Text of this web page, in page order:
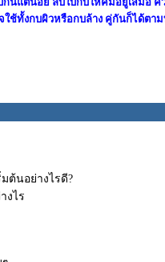
ช้ทั้งกบผิวหรือกบล้าง คู่กันก็ได้ตา
ต้นอย่างไรดี?
งไร